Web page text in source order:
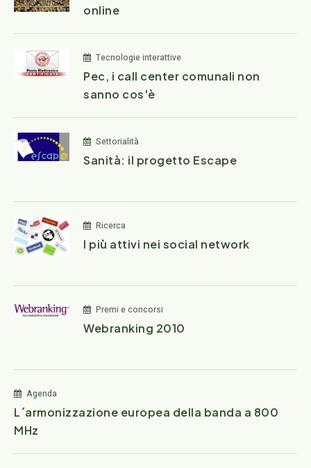
online
Tecnologie interattive
Pec, i call center comunali non
sanno cos'è
Settorialità
Sanità: il progetto Escape
Ricerca
I più attivi nei social network
Premi e concorsi
Webranking 2010
Agenda
L´armonizzazione europea della banda a 800
MHz